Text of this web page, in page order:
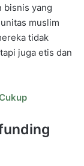
bisnis yang
muslim
tidak
juga etis dan